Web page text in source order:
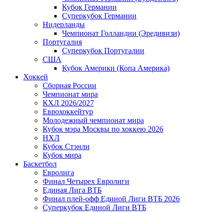
Кубок Германии
Суперкубок Германии
Нидерланды
Чемпионат Голландии (Эредивизи)
Португалия
Суперкубок Португалии
США
Кубок Америки (Копа Америка)
Хоккей
Сборная России
Чемпионат мира
КХЛ 2026/2027
Еврохоккейтур
Молодежный чемпионат мира
Кубок мэра Москвы по хоккею 2026
НХЛ
Кубок Стэнли
Кубок мира
Баскетбол
Евролига
Финал Четырех Евролиги
Единая Лига ВТБ
Финал плей-офф Единой Лиги ВТБ 2026
Суперкубок Единой Лиги ВТБ